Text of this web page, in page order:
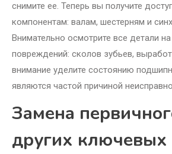
снимите ее. Теперь вы получите
компонентам: валам, шестерням и
Внимательно осмотрите все детали
повреждений: сколов зубьев,
внимание уделите состоянию
являются частой причиной
Замена
других ключевых